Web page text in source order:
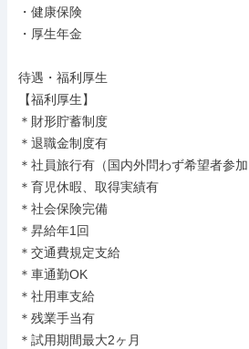
・健康保険
・厚生年金
待遇・福利厚生
【福利厚生】
＊財形貯蓄制度
＊退職金制度有
＊社員旅行有（国内外問わず希望者参加
＊育児休暇、取得実績有
＊社会保険完備
＊昇給年1回
＊交通費規定支給
＊車通勤OK
＊社用車支給
＊残業手当有
＊試用期間最大2ヶ月